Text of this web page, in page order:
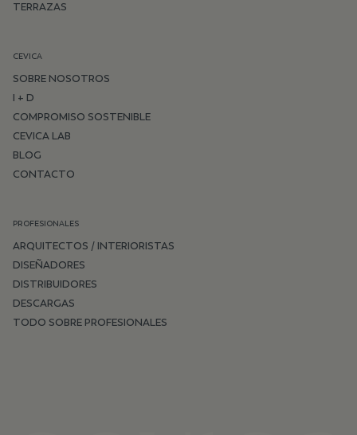
TERRAZAS
CEVICA
SOBRE NOSOTROS
I + D
COMPROMISO SOSTENIBLE
CEVICA LAB
BLOG
CONTACTO
PROFESIONALES
ARQUITECTOS / INTERIORISTAS
DISEÑADORES
DISTRIBUIDORES
DESCARGAS
TODO SOBRE PROFESIONALES